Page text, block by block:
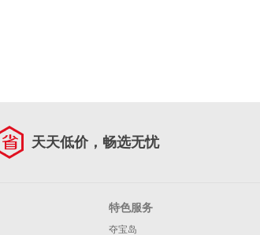
天天低价，畅选无忧
特色服务
夺宝岛